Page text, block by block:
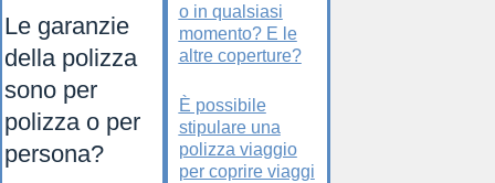
Le garanzie
della polizza
sono per
polizza o per
persona?
o in qualsiasi
momento? E le
altre coperture?
È possibile
stipulare una
polizza viaggio
per coprire viaggi